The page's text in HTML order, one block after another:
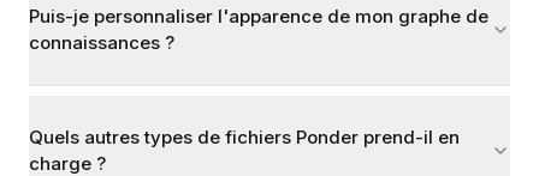
Puis-je personnaliser l'apparence de mon graphe de
connaissances ?
Quels autres types de fichiers Ponder prend-il en
charge ?